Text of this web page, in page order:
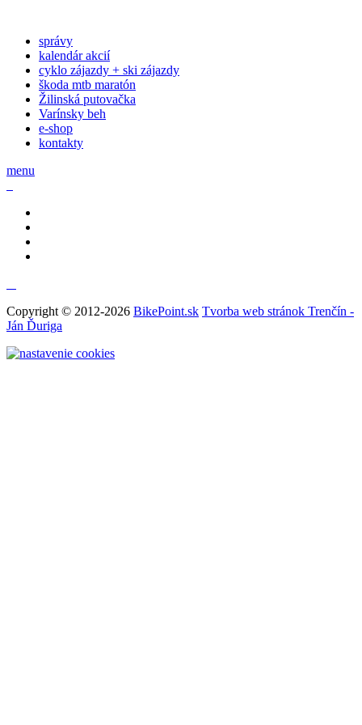
správy
kalendár akcií
cyklo zájazdy + ski zájazdy
škoda mtb maratón
Žilinská putovačka
Varínsky beh
e-shop
kontakty
menu
Copyright © 2012-2026 BikePoint.sk Tvorba web stránok Trenčín -
Ján Ďuriga